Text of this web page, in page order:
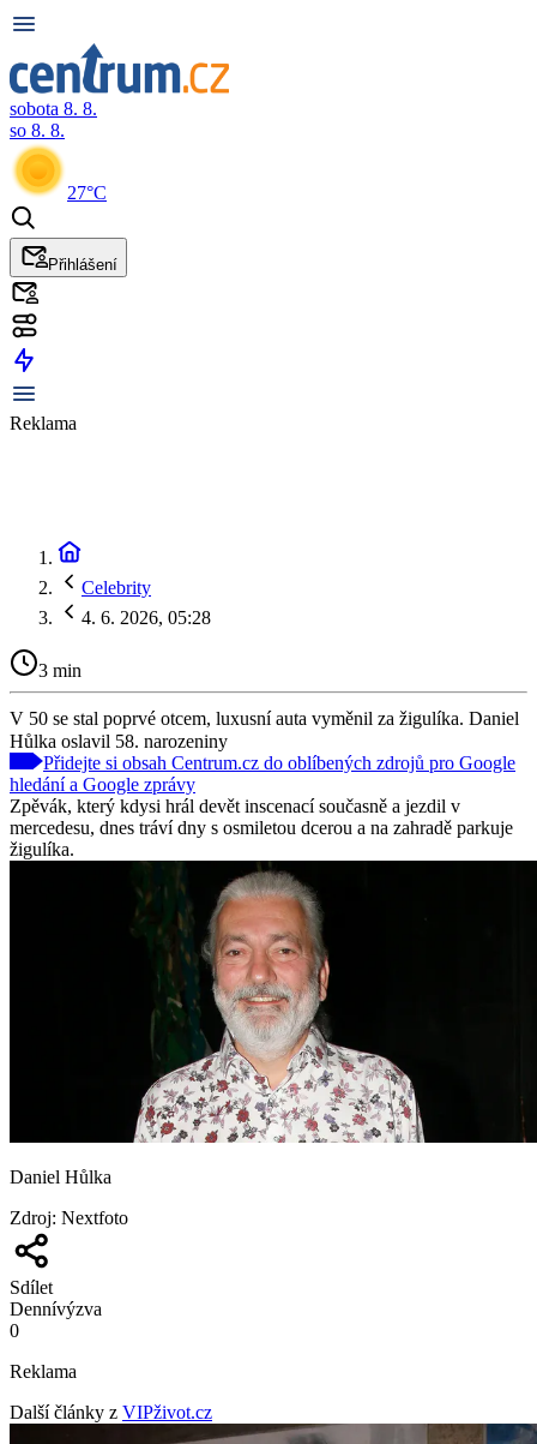
sobota 8. 8.
so 8. 8.
27°C
Přihlášení
Reklama
Celebrity
4. 6. 2026, 05:28
3 min
V 50 se stal poprvé otcem, luxusní auta vyměnil za žigulíka. Daniel
Hůlka oslavil 58. narozeniny
Přidejte si obsah Centrum.cz do oblíbených zdrojů pro Google
hledání a Google zprávy
Zpěvák, který kdysi hrál devět inscenací současně a jezdil v
mercedesu, dnes tráví dny s osmiletou dcerou a na zahradě parkuje
žigulíka.
Daniel Hůlka
Zdroj: Nextfoto
Sdílet
Dennívýzva
0
Reklama
Další články z VIPživot.cz